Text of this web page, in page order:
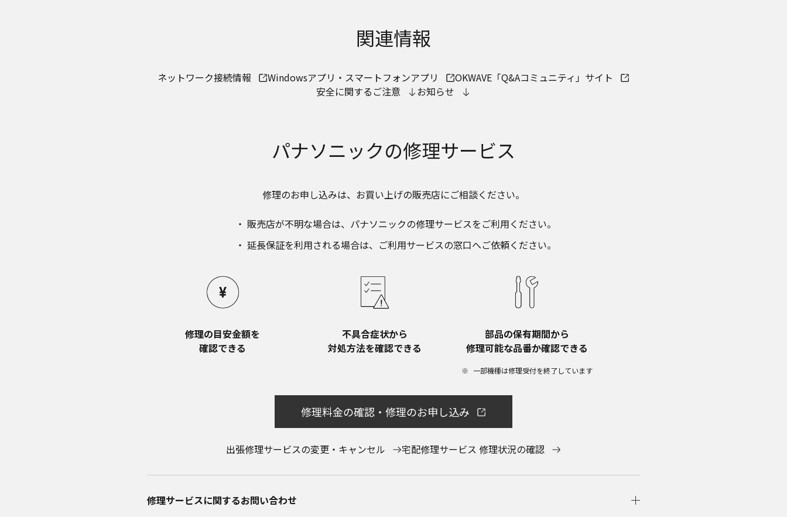
関連情報
ネットワーク接続情報 Windowsアプリ・スマートフォンアプリ
OKWAVE「Q&Aコミュニティ」サイト
安全に関するご注意
お知らせ
パナソニックの修理サービス
修理のお申し込みは、​ お買い上げの販売店にご相談ください。​
販売店が不明な場合は、​パナソニックの修理サービスをご利用ください。​
延長保証を利用される場合は、​ご利用サービスの窓口へご依頼ください。
修理の目安金額を​
確認できる
不具合症状から​
対処方法を確認できる
部品の保有期間から​
修理可能な品番か確認できる
一部機種は修理受付を終了しています​
修理料金の確認・修理のお申し込み
出張修理サービスの変更・キャンセル 宅配修理サービス 修理状況の確認
修理サービスに関するお問い合わせ​